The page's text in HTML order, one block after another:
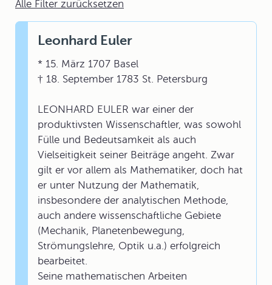
Alle Filter zurücksetzen
Leonhard Euler
* 15. März 1707 Basel
† 18. September 1783 St. Petersburg
LEONHARD EULER war einer der
produktivsten Wissenschaftler, was sowohl
Fülle und Bedeutsamkeit als auch
Vielseitigkeit seiner Beiträge angeht. Zwar
gilt er vor allem als Mathematiker, doch hat
er unter Nutzung der Mathematik,
insbesondere der analytischen Methode,
auch andere wissenschaftliche Gebiete
(Mechanik, Planetenbewegung,
Strömungslehre, Optik u.a.) erfolgreich
bearbeitet.
Seine mathematischen Arbeiten